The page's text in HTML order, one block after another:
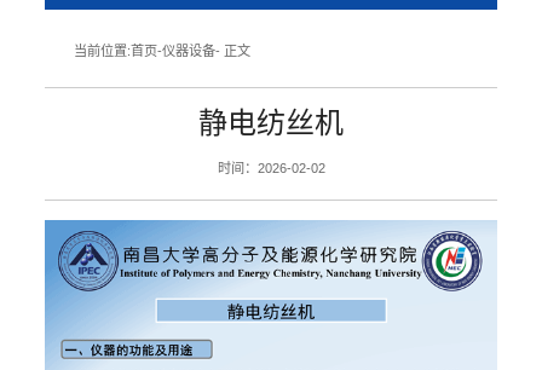
当前位置:首页-仪器设备- 正文
静电纺丝机
时间：2026-02-02